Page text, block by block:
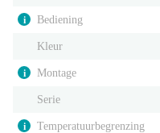
i Bediening
Kleur
i Montage
Serie
i Temperatuurbegrenzing